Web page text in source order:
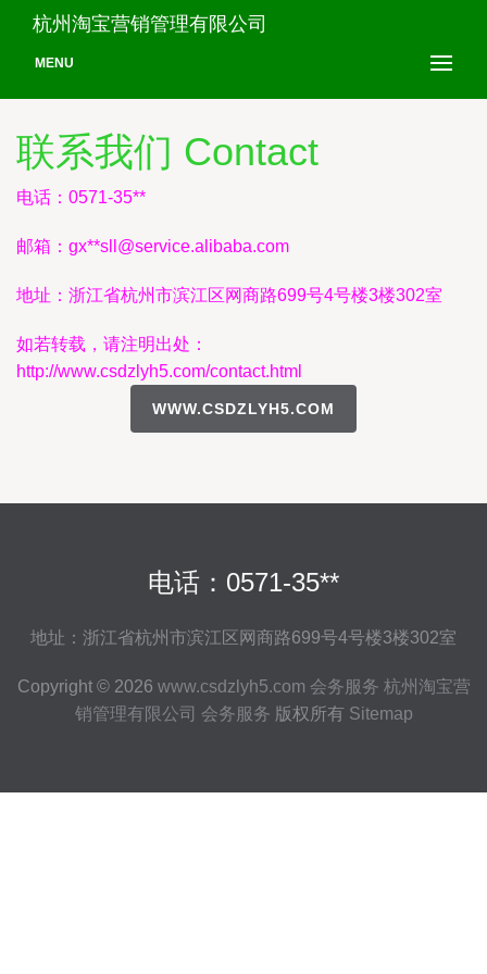
杭州淘宝营销管理有限公司
MENU
联系我们 Contact
电话：0571-35**
邮箱：gx**sll@service.alibaba.com
地址：浙江省杭州市滨江区网商路699号4号楼3楼302室
如若转载，请注明出处：
http://www.csdzlyh5.com/contact.html
WWW.CSDZLYH5.COM
电话：0571-35**
地址：浙江省杭州市滨江区网商路699号4号楼3楼302室
Copyright © 2026 www.csdzlyh5.com 会务服务 杭州淘宝营
销管理有限公司 会务服务 版权所有 Sitemap